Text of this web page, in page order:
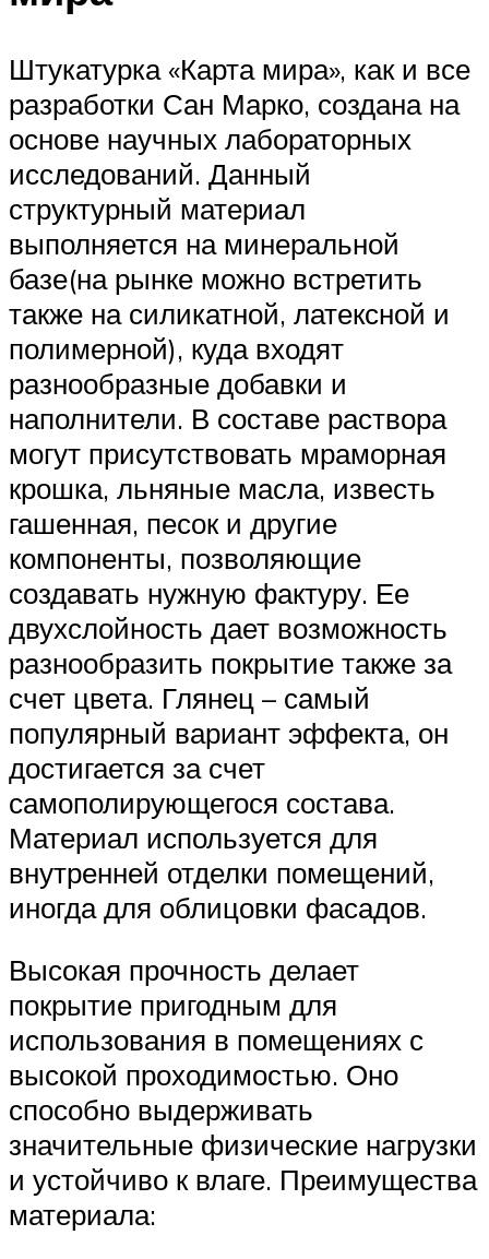
Штукатурка «Карта мира», как и все
разработки Сан Марко, создана на
основе научных лабораторных
исследований. Данный
структурный материал
выполняется на минеральной
базе(на рынке можно встретить
также на силикатной, латексной и
полимерной), куда входят
разнообразные добавки и
наполнители. В составе раствора
могут присутствовать мраморная
крошка, льняные масла, известь
гашенная, песок и другие
компоненты, позволяющие
создавать нужную фактуру. Ее
двухслойность дает возможность
разнообразить покрытие также за
счет цвета. Глянец – самый
популярный вариант эффекта, он
достигается за счет
самополирующегося состава.
Материал используется для
внутренней отделки помещений,
иногда для облицовки фасадов.
Высокая прочность делает
покрытие пригодным для
использования в помещениях с
высокой проходимостью. Оно
способно выдерживать
значительные физические нагрузки
и устойчиво к влаге. Преимущества
материала: